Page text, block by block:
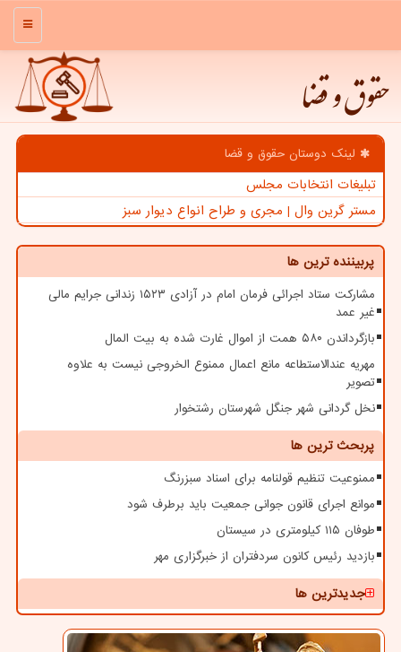
منو
حقوق و قضا
لینک دوستان حقوق و قضا
تبلیغات انتخابات مجلس
مستر گرین وال | مجری و طراح انواع دیوار سبز
پربیننده ترین ها
مشارکت ستاد اجرائی فرمان امام در آزادی ۱۵۲۳ زندانی جرایم مالی
غیر عمد
بازگرداندن ۵۸۰ همت از اموال غارت شده به بیت المال
مهریه عندالاستطاعه مانع اعمال ممنوع الخروجی نیست به علاوه
تصویر
نخل گردانی شهر جنگل شهرستان رشتخوار
پربحث ترین ها
ممنوعیت تنظیم قولنامه برای اسناد سبزرنگ
موانع اجرای قانون جوانی جمعیت باید برطرف شود
طوفان ۱۱۵ کیلومتری در سیستان
بازدید رئیس کانون سردفتران از خبرگزاری مهر
جدیدترین ها